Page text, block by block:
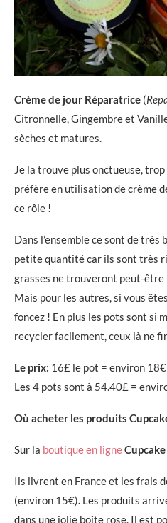
Crème de jour Réparatrice (
Citronnelle, Gingembre et
sèches et matures.
Je la trouve plus onctueuse,
préfère en utilisation de crème
ce rôle !
Dans l’ensemble ce sont de très
petite quantité car ils sont très
grasses ne trouveront peut-
Mais pour les autres, si vous êtes
foncez ! En plus les pots sont si
recycler facilement, ceux là ne
Le prix: 16£ le pot = environ 18€
Les 4 pots sont à 54.40£ =
Où acheter les produits
Sur la boutique en ligne
Ils livrent en France et les frais
(environ 15€). Les produits
dans une jolie boîte rose. Il est